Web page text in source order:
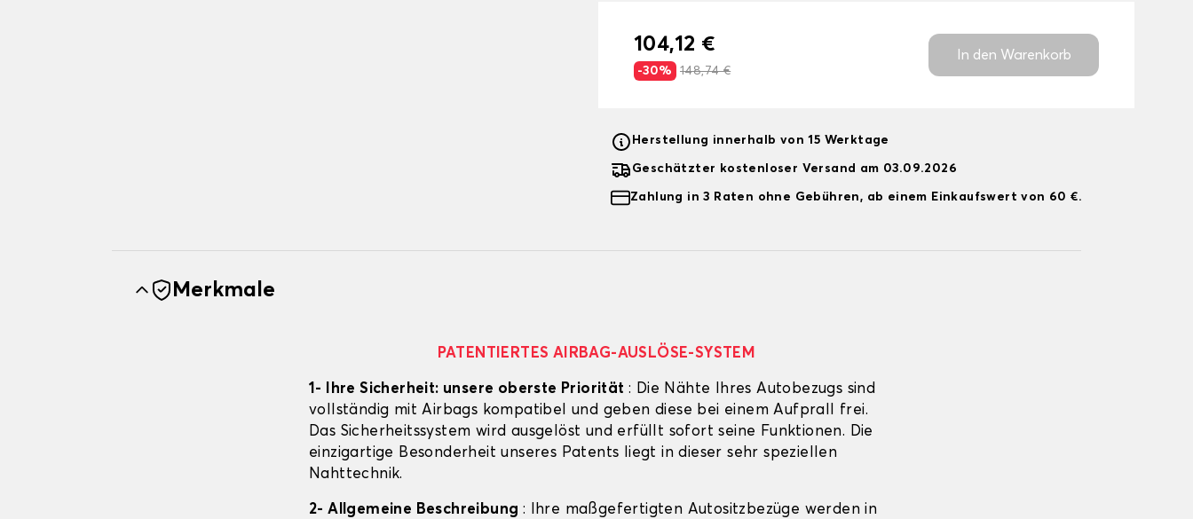
104,12 €
-30% 148,74 €
In den Warenkorb
Herstellung innerhalb von 15 Werktage
Geschätzter kostenloser Versand am 03.09.2026
Zahlung in 3 Raten ohne Gebühren, ab einem Einkaufswert von 60 €.
Merkmale
PATENTIERTES AIRBAG-AUSLÖSE-SYSTEM
1- Ihre Sicherheit: unsere oberste Priorität : Die Nähte Ihres Autobezugs sind
vollständig mit Airbags kompatibel und geben diese bei einem Aufprall frei.
Das Sicherheitssystem wird ausgelöst und erfüllt sofort seine Funktionen. Die
einzigartige Besonderheit unseres Patents liegt in dieser sehr speziellen
Nahttechnik.
2- Allgemeine Beschreibung : Ihre maßgefertigten Autositzbezüge werden in